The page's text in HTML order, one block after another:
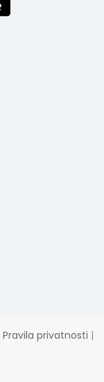
Pravila privatnosti |